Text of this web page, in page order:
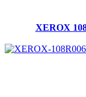
XEROX